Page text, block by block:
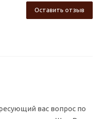
Оставить отзыв
вас вопрос по